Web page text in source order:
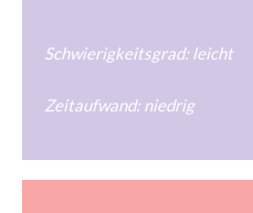
Schwierigkeitsgrad: leicht
Zeitaufwand: niedrig